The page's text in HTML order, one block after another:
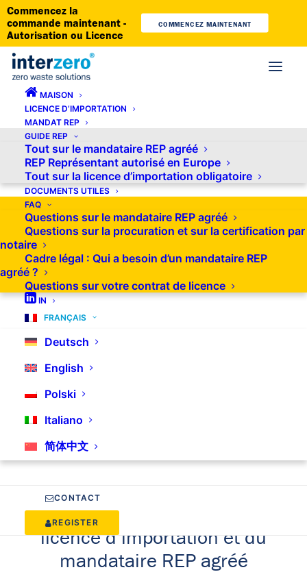
Commencez la
commande maintenant -
Autorisation ou Licence
COMMENCEZ MAINTENANT
MAISON
LICENCE D’IMPORTATION
MANDAT REP
GUIDE REP
Tout sur le mandataire REP agréé
REP Représentant autorisé en Europe
Tout sur la licence d’importation obligatoire
DOCUMENTS UTILES
FAQ
Questions sur le mandataire REP agréé
Questions sur la procuration et sur la certification par
notaire
Cadre légal : Qui a besoin d’un mandataire REP
agréé ?
Questions sur votre contrat de licence
IN
FRANÇAIS
Deutsch
English
Polski
Italiano
简体中文
CONTACT
REGISTER
Documents & téléchargements
Tous nos tarifs, exemples de
contrats, informations et
documents utiles au sujet de la
licence d’importation et du
mandataire REP agréé